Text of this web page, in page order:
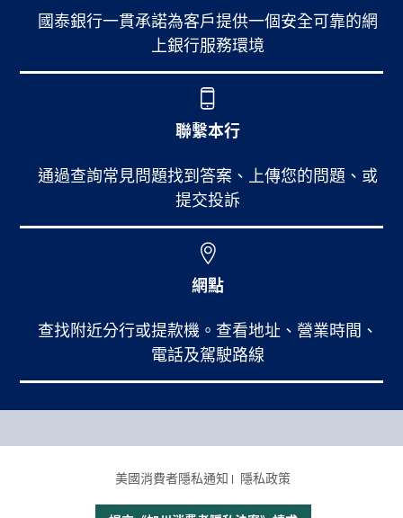
國泰銀行一貫承諾為客戶提供一個安全可靠的網
上銀行服務環境
聯繫本行
通過查詢常見問題找到答案、上傳您的問題、或
提交投訴
網點
查找附近分行或提款機。查看地址、營業時間、
電話及駕駛路線
個人銀行
美國消費者隱私通知 隱私政策